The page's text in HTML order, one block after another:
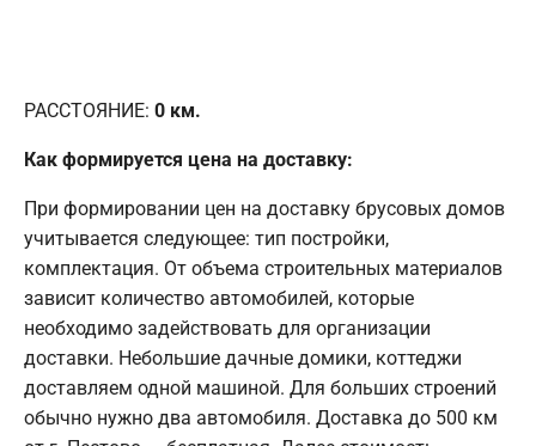
РАССТОЯНИЕ: 0 км.
Как формируется цена на доставку:
При формировании цен на доставку брусовых домов
учитывается следующее: тип постройки,
комплектация. От объема строительных материалов
зависит количество автомобилей, которые
необходимо задействовать для организации
доставки. Небольшие дачные домики, коттеджи
доставляем одной машиной. Для больших строений
обычно нужно два автомобиля. Доставка до 500 км